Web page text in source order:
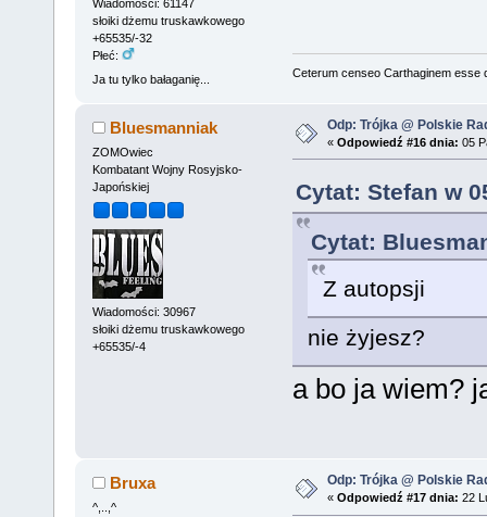
Wiadomości: 61147
słoiki dżemu truskawkowego
+65535/-32
Płeć:
Ja tu tylko bałaganię...
Ceterum censeo Carthaginem esse
Bluesmanniak
ZOMOwiec
Kombatant Wojny Rosyjsko-
Japońskiej
Wiadomości: 30967
słoiki dżemu truskawkowego
+65535/-4
Odp: Trójka @ Polskie
« Odpowiedź #16 dnia: 05
Cytat: Stefan w
Cytat:
Z autopsji
nie żyjesz?
a bo ja wiem?
Bruxa
^,..,^
Odp: Trójka @ Polskie
« Odpowiedź #17 dnia: 22